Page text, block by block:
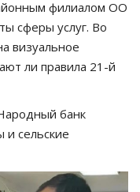
филиалом ОО
сферы услуг. Во
визуальное
ли правила 21-й
банк
и сельские